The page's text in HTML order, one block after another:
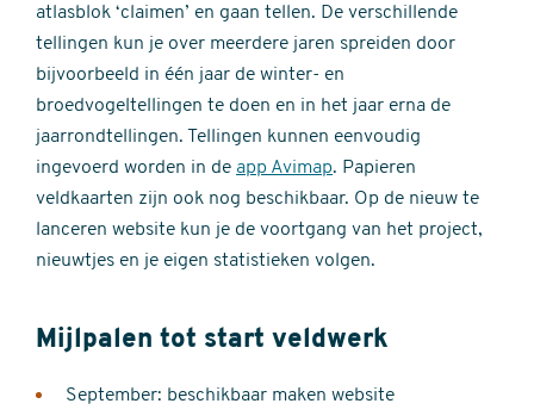
atlasblok ‘claimen’ en gaan tellen. De verschillende
tellingen kun je over meerdere jaren spreiden door
bijvoorbeeld in één jaar de winter- en
broedvogeltellingen te doen en in het jaar erna de
jaarrondtellingen. Tellingen kunnen eenvoudig
ingevoerd worden in de app Avimap. Papieren
veldkaarten zijn ook nog beschikbaar. Op de nieuw te
lanceren website kun je de voortgang van het project,
nieuwtjes en je eigen statistieken volgen.
Mijlpalen tot start veldwerk
September: beschikbaar maken website